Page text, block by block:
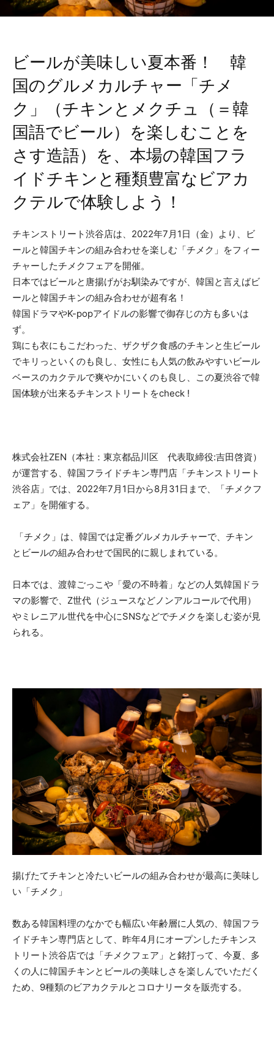
ビールが美味しい夏本番！ 韓
国のグルメカルチャー「チメ
ク」（チキンとメクチュ（＝韓
国語でビール）を楽しむことを
さす造語）を、本場の韓国フラ
イドチキンと種類豊富なビアカ
クテルで体験しよう！
チキンストリート渋谷店は、2022年7月1日（金）より、ビ
ールと韓国チキンの組み合わせを楽しむ「チメク」をフィー
チャーしたチメクフェアを開催。
日本ではビールと唐揚げがお馴染みですが、韓国と言えばビ
ールと韓国チキンの組み合わせが超有名！
韓国ドラマやK-popアイドルの影響で御存じの方も多いは
ず。
鶏にも衣にもこだわった、ザクザク食感のチキンと生ビール
でキリっといくのも良し、女性にも人気の飲みやすいビール
ベースのカクテルで爽やかにいくのも良し、この夏渋谷で韓
国体験が出来るチキンストリートをcheck !
株式会社ZEN（本社：東京都品川区 代表取締役:吉田啓資）
が運営する、韓国フライドチキン専門店「チキンストリート
渋谷店」では、2022年7月1日から8月31日まで、「チメクフ
ェア」を開催する。
「チメク」は、韓国では定番グルメカルチャーで、チキン
とビールの組み合わせで国民的に親しまれている。
日本では、渡韓ごっこや「愛の不時着」などの人気韓国ドラ
マの影響で、Z世代（ジュースなどノンアルコールで代用）
やミレニアル世代を中心にSNSなどでチメクを楽しむ姿が見
られる。
揚げたてチキンと冷たいビールの組み合わせが最高に美味し
い「チメク」
数ある韓国料理のなかでも幅広い年齢層に人気の、韓国フラ
イドチキン専門店として、昨年4月にオープンしたチキンス
トリート渋谷店では「チメクフェア」と銘打って、今夏、多
くの人に韓国チキンとビールの美味しさを楽しんでいただく
ため、9種類のビアカクテルとコロナリータを販売する。